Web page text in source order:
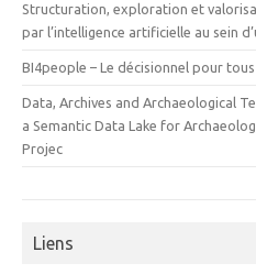
Structuration, exploration et
par l’intelligence artificielle au sein
BI4people – Le décisionnel pour tous
Data, Archives and Archaeological
a Semantic Data Lake for
Projec
Liens